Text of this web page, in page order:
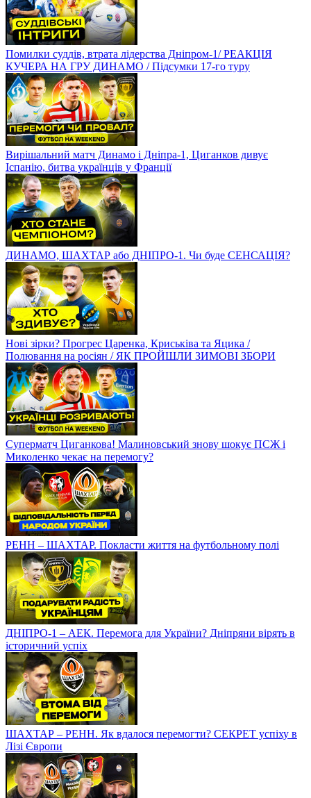
Помилки суддів, втрата лідерства Дніпром-1/ РЕАКЦІЯ
КУЧЕРА НА ГРУ ДИНАМО / Підсумки 17-го туру
Вирішальний матч Динамо і Дніпра-1, Циганков дивує
Іспанію, битва українців у Франції
ДИНАМО, ШАХТАР або ДНІПРО-1. Чи буде СЕНСАЦІЯ?
Нові зірки? Прогрес Царенка, Криськіва та Яцика /
Полювання на росіян / ЯК ПРОЙШЛИ ЗИМОВІ ЗБОРИ
Суперматч Циганкова! Малиновський знову шокує ПСЖ і
Миколенко чекає на перемогу?
РЕНН – ШАХТАР. Покласти життя на футбольному полі
ДНІПРО-1 – АЕК. Перемога для України? Дніпряни вірять в
історичний успіх
ШАХТАР – РЕНН. Як вдалося перемогти? СЕКРЕТ успіху в
Лізі Європи